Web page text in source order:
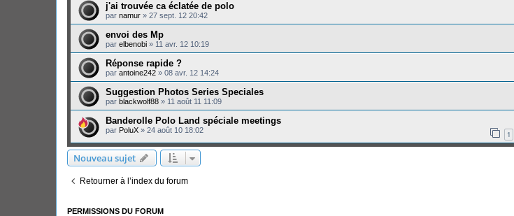
j'ai trouvée ca éclatée de polo
par namur » 27 sept. 12 20:42
envoi des Mp
par elbenobi » 11 avr. 12 10:19
Réponse rapide ?
par antoine242 » 08 avr. 12 14:24
Suggestion Photos Series Speciales
par blackwolf88 » 11 août 11 11:09
Banderolle Polo Land spéciale meetings
par PoluX » 24 août 10 18:02 1
Nouveau sujet
Retourner à l’index du forum
PERMISSIONS DU FORUM